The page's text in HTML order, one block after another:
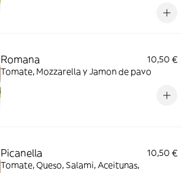
Romana
10,50 €
Tomate, Mozzarella y Jamon de pavo
Picanella
10,50 €
Tomate, Queso, Salami, Aceitunas,